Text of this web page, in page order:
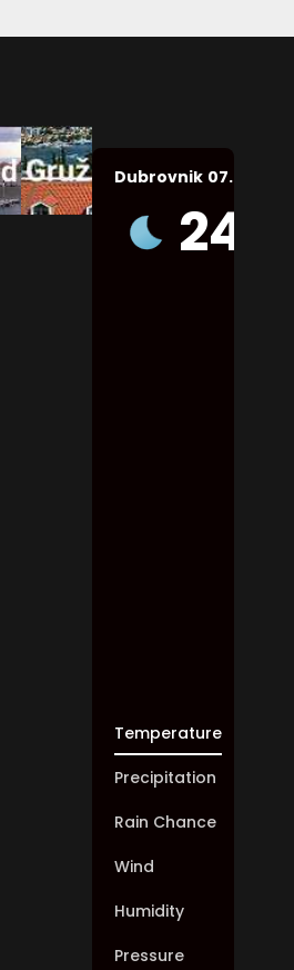
Dubrovnik 07.08.2026.
24
Temperature
Precipitation
Rain Chance
Wind
Humidity
Pressure